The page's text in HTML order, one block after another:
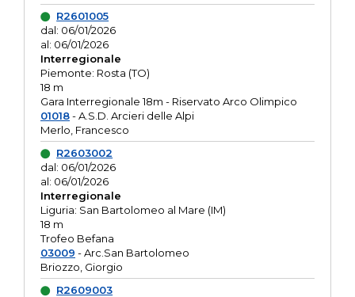
R2601005
dal: 06/01/2026
al: 06/01/2026
Interregionale
Piemonte: Rosta (TO)
18 m
Gara Interregionale 18m - Riservato Arco Olimpico
01018- A.S.D. Arcieri delle Alpi
Merlo, Francesco
R2603002
dal: 06/01/2026
al: 06/01/2026
Interregionale
Liguria: San Bartolomeo al Mare (IM)
18 m
Trofeo Befana
03009 - Arc.San Bartolomeo
Briozzo, Giorgio
R2609003